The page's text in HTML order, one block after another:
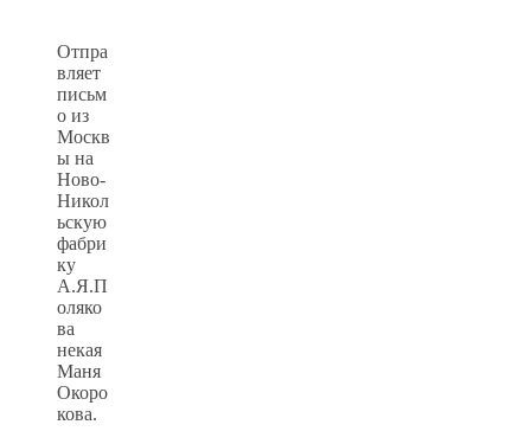
Отпра
вляет
письм
о из
Москв
ы на
Ново-
Никол
ьскую
фабри
ку
А.Я.П
оляко
ва
некая
Маня
Окоро
кова.